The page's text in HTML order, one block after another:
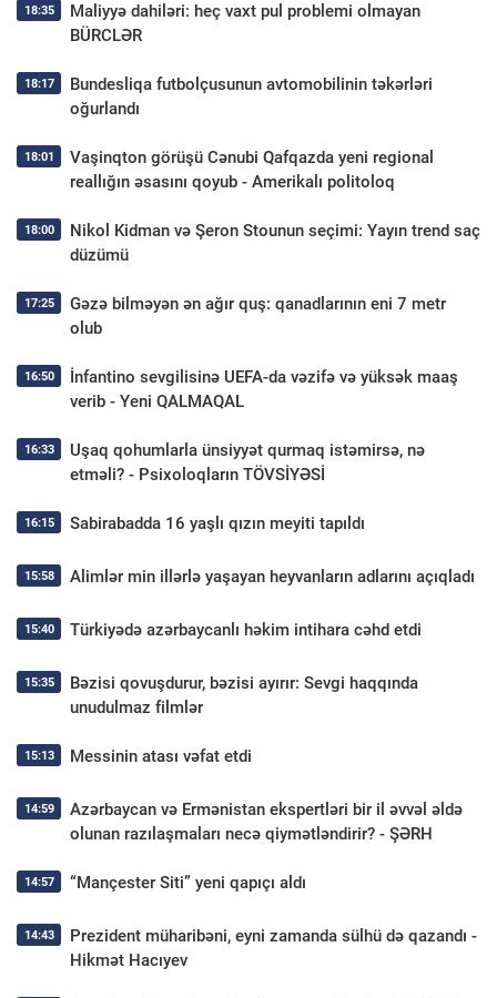
18:35
Maliyyə dahiləri: heç vaxt pul problemi olmayan
BÜRCLƏR
18:17
Bundesliqa futbolçusunun avtomobilinin təkərləri
oğurlandı
18:01
Vaşinqton görüşü Cənubi Qafqazda yeni regional
reallığın əsasını qoyub - Amerikalı politoloq
18:00
Nikol Kidman və Şeron Stounun seçimi: Yayın trend saç
düzümü
17:25
Gəzə bilməyən ən ağır quş: qanadlarının eni 7 metr
olub
16:50
İnfantino sevgilisinə UEFA-da vəzifə və yüksək maaş
verib - Yeni QALMAQAL
16:33
Uşaq qohumlarla ünsiyyət qurmaq istəmirsə, nə
etməli? - Psixoloqların TÖVSİYƏSİ
16:15 Sabirabadda 16 yaşlı qızın meyiti tapıldı
15:58 Alimlər min illərlə yaşayan heyvanların adlarını açıqladı
15:40 Türkiyədə azərbaycanlı həkim intihara cəhd etdi
15:35
Bəzisi qovuşdurur, bəzisi ayırır: Sevgi haqqında
unudulmaz filmlər
15:13 Messinin atası vəfat etdi
14:59
Azərbaycan və Ermənistan ekspertləri bir il əvvəl əldə
olunan razılaşmaları necə qiymətləndirir? - ŞƏRH
14:57 “Mançester Siti” yeni qapıçı aldı
14:43
Prezident müharibəni, eyni zamanda sülhü də qazandı -
Hikmət Hacıyev